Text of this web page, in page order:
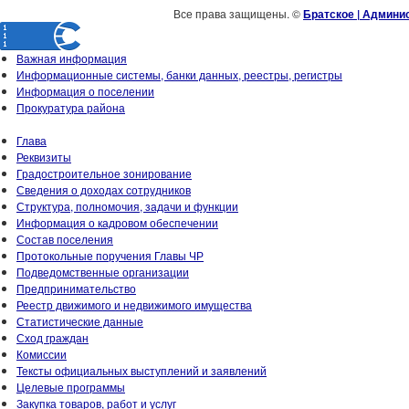
Все права защищены. ©Братское |
Важная информация
Информационные системы, банки данных, реестры, регистры
Информация о поселении
Прокуратура района
Глава
Реквизиты
Градостроительное зонирование
Сведения о доходах сотрудников
Структура, полномочия, задачи и функции
Информация о кадровом обеспечении
Состав поселения
Протокольные поручения Главы ЧР
Подведомственные организации
Предпринимательство
Реестр движимого и недвижимого имущества
Статистические данные
Сход граждан
Комиссии
Тексты официальных выступлений и заявлений
Целевые программы
Закупка товаров, работ и услуг